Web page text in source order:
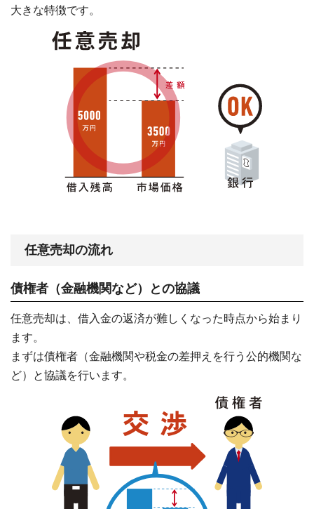
大きな特徴です。
任意売却の流れ
債権者（金融機関など）との協議
任意売却は、借入金の返済が難しくなった時点から始まり
ます。
まずは債権者（金融機関や税金の差押えを行う公的機関な
ど）と協議を行います。